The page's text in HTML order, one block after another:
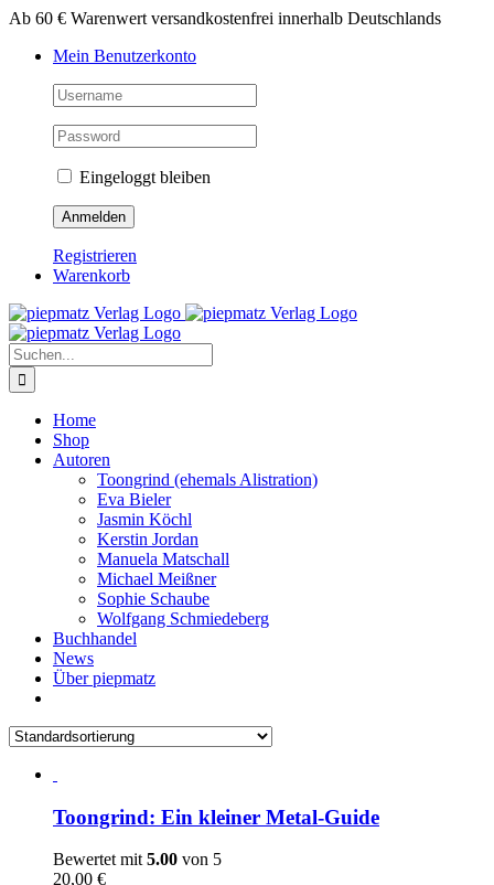
Zum
springen
Ab 60 € Warenwert versandkostenfrei innerhalb Deutschlands
Mein Benutzerkonto
Eingeloggt bleiben
Registrieren
Warenkorb
Suche
nach:
Home
Shop
Autoren
Toongrind (ehemals Alistration)
Eva Bieler
Jasmin Köchl
Kerstin Jordan
Manuela Matschall
Michael Meißner
Sophie Schaube
Wolfgang Schmiedeberg
Buchhandel
News
Über piepmatz
Toongrind: Ein kleiner Metal-Guide
Bewertet mit5.00 von 5
20,00 €